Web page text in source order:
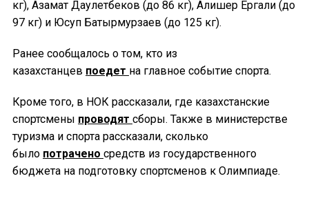
кг), Азамат Даулетбеков (до 86 кг), Алишер Ергали (до
97 кг) и Юсуп Батырмурзаев (до 125 кг).
Ранее сообщалось о том, кто из
казахстанцев поедет на главное событие спорта.
Кроме того, в НОК рассказали, где казахстанские
спортсмены проводят сборы. Также в министерстве
туризма и спорта рассказали, сколько
было потрачено средств из государственного
бюджета на подготовку спортсменов к Олимпиаде.